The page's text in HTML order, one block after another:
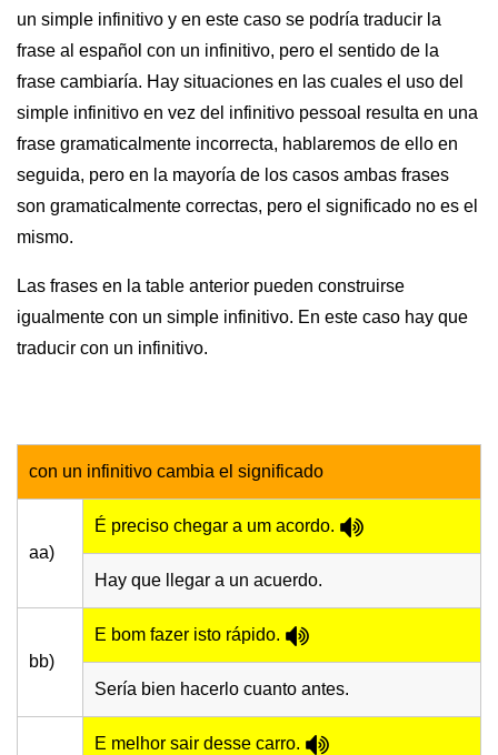
un simple infinitivo y en este caso se podría traducir la
frase al español con un infinitivo, pero el sentido de la
frase cambiaría. Hay situaciones en las cuales el uso del
simple infinitivo en vez del infinitivo pessoal resulta en una
frase gramaticalmente incorrecta, hablaremos de ello en
seguida, pero en la mayoría de los casos ambas frases
son gramaticalmente correctas, pero el significado no es el
mismo.
Las frases en la table anterior pueden construirse
igualmente con un simple infinitivo. En este caso hay que
traducir con un infinitivo.
con un infinitivo cambia el significado
aa)
É preciso chegar a um acordo.
Hay que llegar a un acuerdo.
bb)
E bom fazer isto rápido.
Sería bien hacerlo cuanto antes.
E melhor sair desse carro.